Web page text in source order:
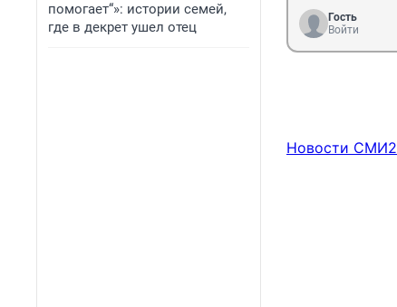
помогает“»: истории семей,
где в декрет ушел отец
Гость
Войти
Новости СМИ2